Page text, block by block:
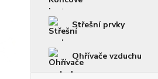
Střešní prvky
Ohřívače vzduchu